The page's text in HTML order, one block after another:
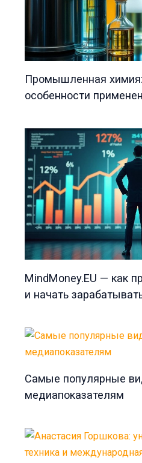
Промышленная
особенности
MindMoney.EU — как
и начать
Самые популярные
медиапоказателям